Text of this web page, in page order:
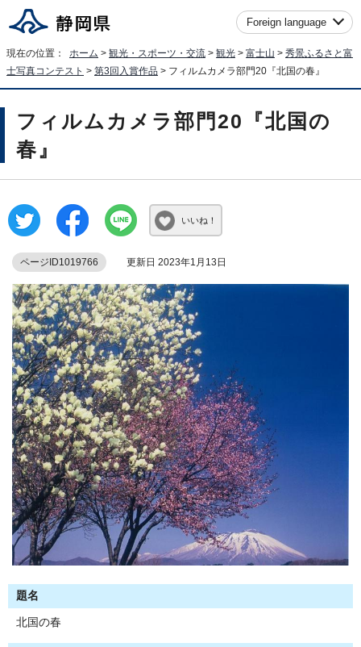
Foreign language
現在の位置： ホーム > 観光・スポーツ・交流 > 観光 > 富士山 > 秀景ふるさと富
士写真コンテスト > 第3回入賞作品 > フィルムカメラ部門20『北国の春』
フィルムカメラ部門20『北国の
春』
いいね！
ページID1019766 更新日 2023年1月13日
題名
北国の春